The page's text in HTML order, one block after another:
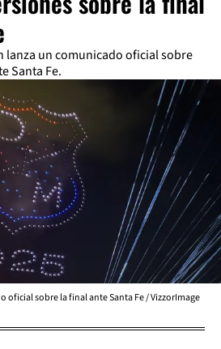
lanza un comunicado oficial sobre
Santa Fe.
oficial sobre la final ante Santa Fe / VizzorImage